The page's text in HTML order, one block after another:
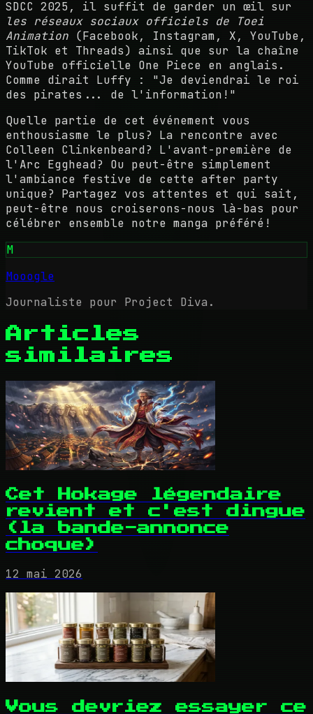
SDCC 2025, il suffit de garder un œil sur
les réseaux sociaux officiels de Toei
Animation (Facebook, Instagram, X, YouTube,
TikTok et Threads) ainsi que sur la chaîne
YouTube officielle One Piece en anglais.
Comme dirait Luffy : "Je deviendrai le roi
des pirates... de l'information!"
Quelle partie de cet événement vous
enthousiasme le plus? La rencontre avec
Colleen Clinkenbeard? L'avant-première de
l'Arc Egghead? Ou peut-être simplement
l'ambiance festive de cette after party
unique? Partagez vos attentes et qui sait,
peut-être nous croiserons-nous là-bas pour
célébrer ensemble notre manga préféré!
M
Mooogle
Journaliste pour Project Diva.
Articles
similaires
Cet Hokage légendaire
revient et c'est dingue
(la bande-annonce
choque)
12 mai 2026
Vous devriez essayer ce